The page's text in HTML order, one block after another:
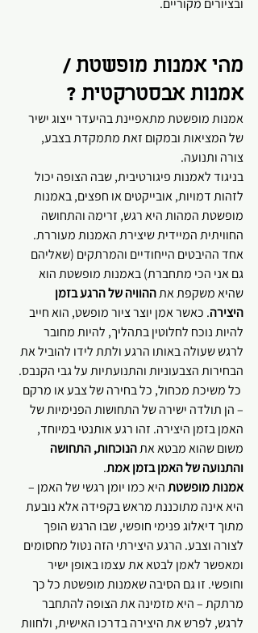
ובציורים מקוריים.
מהי אמנות מופשטת /
אמנות אבסטרקטית ?
אמנות מופשטת מתאפיינת בהיעדר ייצוג ישיר
של המציאות ובמקום זאת מתמקדת בצבע,
צורה ותנועה.
בניגוד לאמנות פיגורטיבית, שבה הצופה יכול
לזהות דמויות, אובייקטים או חפצים, באמנות
מופשטת המהות היא רגש, זרימה והתחושה
החוויתית המיידית שיצירת האמנות מעוררת.
אחד ההיבטים הייחודיים והמרתקים (שאליהם
גם אני הכי מתחברת) באמנות מופשטת הוא
שהיא משקפת את ההוויה של הרגע בזמן
היצירה. כאשר אמן יוצר ציור מופשט, הוא חייב
להיות נוכח לחלוטין בתהליך, להיות מחובר
לרגש שעולה באותו הרגע ולתת לידו להוביל את
הבחירות הצבעוניות והתנועתיות על גבי הקנבס.
כל משיכת מכחול, כל בחירה של צבע או מרקם
– הן תולדה ישירה של התחושות הפנימיות של
האמן בזמן היצירה. זהו רגע אותנטי במיוחד,
משום שהוא מבטא את הנוכחות, התחושה
והתנועה של האמן בזמן אמת.
אמנות מופשטת היא כמו יומן רגשי של האמן –
היא אינה מתוכננת מראש בקפידה אלא נובעת
מתוך דיאלוג פנימי חופשי, שבו הרגש הופך
לצורה וצבע. הרגע היצירתי הזה נטול מחסומים
ומאפשר לאמן לבטא את עצמו באופן ישיר
וחופשי. זו גם הסיבה שאמנות מופשטת כל כך
מרתקת – היא מזמינה את הצופה להתחבר
לרגש, לפרש את היצירה בדרכו האישית, ולחוות